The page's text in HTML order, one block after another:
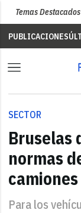
Temas Destacados
PUBLICACIONES
SECTOR
Bruselas
normas
Para los